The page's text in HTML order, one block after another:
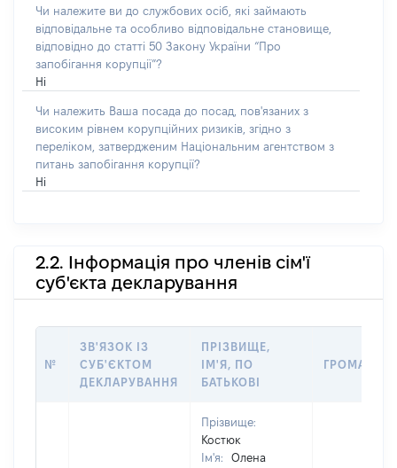
Чи належите ви до службових осіб, які займають
відповідальне та особливо відповідальне становище,
відповідно до статті 50 Закону України “Про
запобігання корупції”?
Ні
Чи належить Ваша посада до посад, пов'язаних з
високим рівнем корупційних ризиків, згідно з
переліком, затвердженим Національним агентством з
питань запобігання корупції?
Ні
2.2. Інформація про членів сім'ї
суб'єкта декларування
№
ЗВ'ЯЗОК ІЗ
СУБ'ЄКТОМ
ДЕКЛАРУВАННЯ
ПРІЗВИЩЕ,
ІМ'Я, ПО
БАТЬКОВІ
Прізвище:
Костюк
Ім'я:
Олена